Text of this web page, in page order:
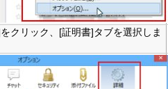
クリック、[証明書]タブを選択しま